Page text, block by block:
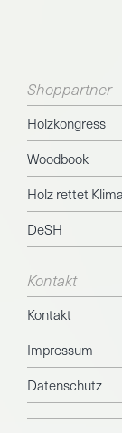
Shoppartner
Holzkongress
Woodbook
Holz rettet Klima
DeSH
Kontakt
Kontakt
Impressum
Datenschutz